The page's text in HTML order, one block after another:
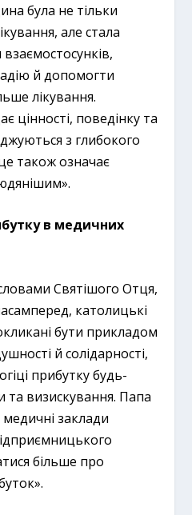
була не тільки
але стала
й допомогти
лікування.
цінності, поведінку та
з глибокого
також означає
в медичних
Святішого Отця,
католицькі
бути прикладом
й солідарності,
прибутку будь-
визискування. Папа
заклади
більше про